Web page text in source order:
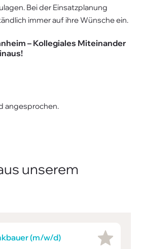
Bei der Einsatzplanung
immer auf ihre Wünsche ein.
– Kollegiales Miteinander
angesprochen.
unserem
(m/w/d)